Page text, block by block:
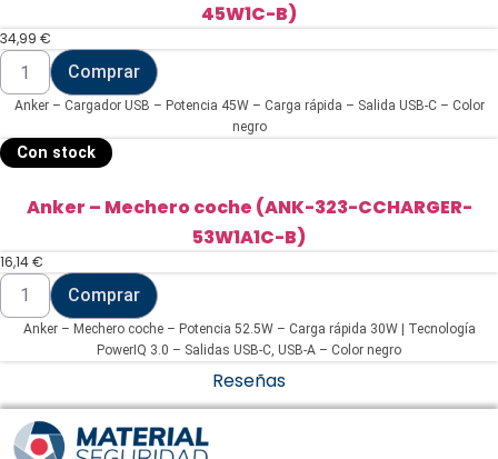
45W1C-B)
34,99 €
Anker
Cargador
USB
313-
WCHARGER-
cantidad
Comprar
Anker – Cargador USB – Potencia 45W – Carga rápida – Salida USB-C – Color
negro
Con stock
Anker – Mechero coche (ANK-323-CCHARGER-
53W1A1C-B)
16,14€
Anker
Mechero
coche
53W1A1C-
cantidad
Comprar
Anker – Mechero coche – Potencia 52.5W – Carga rápida 30W | Tecnología
PowerIQ 3.0 – Salidas USB-C, USB-A – Color negro
Reseñas